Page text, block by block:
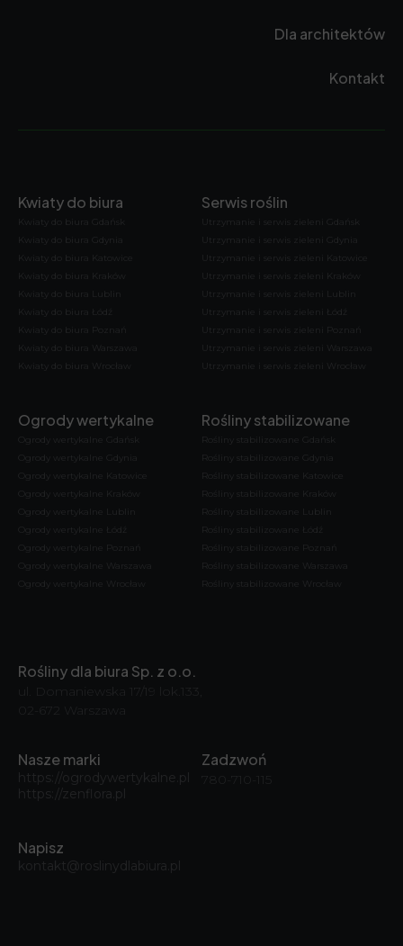
Dla architektów
Kontakt
Kwiaty do biura
Kwiaty do biura Gdańsk
Kwiaty do biura Gdynia
Kwiaty do biura Katowice
Kwiaty do biura Kraków
Kwiaty do biura Lublin
Kwiaty do biura Łódź
Kwiaty do biura Poznań
Kwiaty do biura Warszawa
Kwiaty do biura Wrocław
Serwis roślin
Utrzymanie i serwis zieleni Gdańsk
Utrzymanie i serwis zieleni Gdynia
Utrzymanie i serwis zieleni Katowice
Utrzymanie i serwis zieleni Kraków
Utrzymanie i serwis zieleni Lublin
Utrzymanie i serwis zieleni Łódź
Utrzymanie i serwis zieleni Poznań
Utrzymanie i serwis zieleni Warszawa
Utrzymanie i serwis zieleni Wrocław
Ogrody wertykalne
Ogrody wertykalne Gdańsk
Ogrody wertykalne Gdynia
Ogrody wertykalne Katowice
Ogrody wertykalne Kraków
Ogrody wertykalne Lublin
Ogrody wertykalne Łódź
Ogrody wertykalne Poznań
Ogrody wertykalne Warszawa
Ogrody wertykalne Wrocław
Rośliny stabilizowane
Rośliny stabilizowane Gdańsk
Rośliny stabilizowane Gdynia
Rośliny stabilizowane Katowice
Rośliny stabilizowane Kraków
Rośliny stabilizowane Lublin
Rośliny stabilizowane Łódź
Rośliny stabilizowane Poznań
Rośliny stabilizowane Warszawa
Rośliny stabilizowane Wrocław
Rośliny dla biura Sp. z o.o.
ul. Domaniewska 17/19 lok.133,
02-672 Warszawa
Nasze marki
https://ogrodywertykalne.pl
https://zenflora.pl
Zadzwoń
780-710-115
Napisz
kontakt@roslinydlabiura.pl